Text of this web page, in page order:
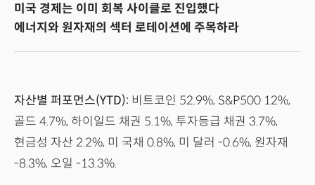
미국 경제는 이미 회복 사이클로 진입했다
에너지와 원자재의 섹터 로테이션에 주목하라
자산별 퍼포먼스(YTD): 비트코인 52.9%, S&P500 12%,
골드 4.7%, 하이일드 채권 5.1%, 투자등급 채권 3.7%,
현금성 자산 2.2%, 미 국채 0.8%, 미 달러 -0.6%, 원자재
-8.3%, 오일 -13.3%.